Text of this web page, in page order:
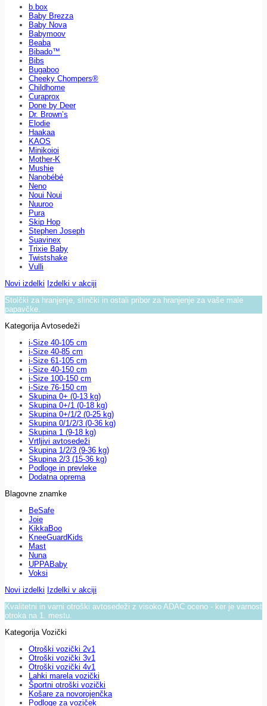
b.box
Baby Brezza
Baby Nova
Babymoov
Beaba
Bibado™
Bibs
Bugaboo
Cheeky Chompers®
Childhome
Curaprox
Done by Deer
Dr. Brown’s
Elodie
Haakaa
KAOS
Minikoioi
Mother-K
Mushie
Nanobébé
Neno
Noui Noui
Nuuroo
Pura
Skip Hop
Stephen Joseph
Suavinex
Trixie Baby
Twistshake
Vulli
Novi izdelki Izdelki v akciji
Stolčki za hranjenje, slinčki in ostali pribor za hranjenje za vaše male
papavčke.
Kategorija Avtosedeži
i-Size 40-105 cm
i-Size 40-85 cm
i-Size 61-105 cm
i-Size 40-150 cm
i-Size 100-150 cm
i-Size 76-150 cm
Skupina 0+ (0-13 kg)
Skupina 0+/1 (0-18 kg)
Skupina 0+/1/2 (0-25 kg)
Skupina 0/1/2/3 (0-36 kg)
Skupina 1 (9-18 kg)
Vrtljivi avtosedeži
Skupina 1/2/3 (9-36 kg)
Skupina 2/3 (15-36 kg)
Podloge in prevleke
Dodatna oprema
Blagovne znamke
BeSafe
Joie
KikkaBoo
KneeGuardKids
Mast
Nuna
UPPABaby
Voksi
Novi izdelki Izdelki v akciji
Kvalitetni in varni otroški avtosedeži z visoko ADAC oceno - ker je varnost
otroka na 1. mestu.
Kategorija Vozički
Otroški vozički 2v1
Otroški vozički 3v1
Otroški vozički 4v1
Lahki marela vozički
Športni otroški vozički
Košare za novorojenčka
Podloge za voziček